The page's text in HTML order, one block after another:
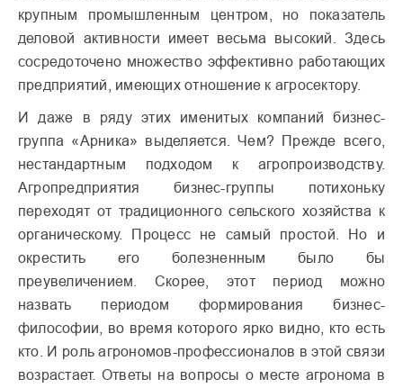
крупным промышленным центром, но показатель
деловой активности имеет весьма высокий. Здесь
сосредоточено множество эффективно работающих
предприятий, имеющих отношение к агросектору.
И даже в ряду этих именитых компаний бизнес-
группа «Арника» выделяется. Чем? Прежде всего,
нестандартным подходом к агропроизводству.
Агропредприятия бизнес-группы потихоньку
переходят от традиционного сельского хозяйства к
органическому. Процесс не самый простой. Но и
окрестить его болезненным было бы
преувеличением. Скорее, этот период можно
назвать периодом формирования бизнес-
философии, во время которого ярко видно, кто есть
кто. И роль агрономов-профессионалов в этой связи
возрастает. Ответы на вопросы о месте агронома в